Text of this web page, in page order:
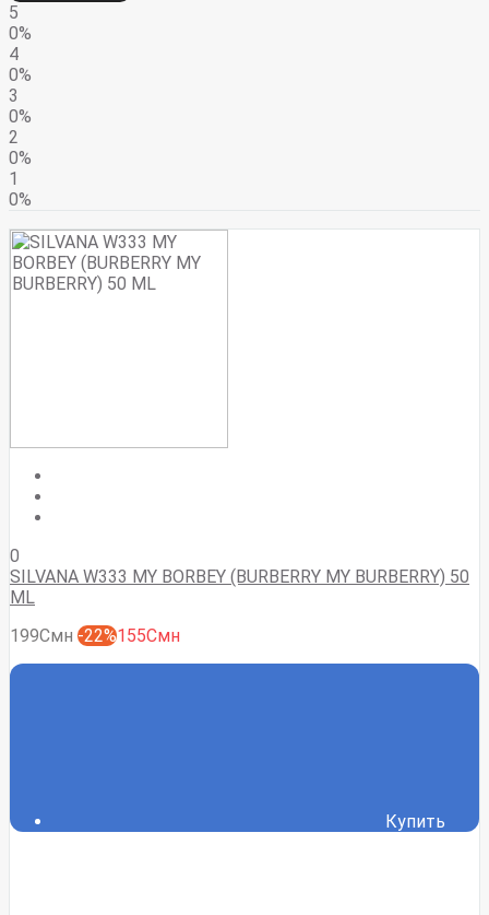
5
0%
4
0%
3
0%
2
0%
1
0%
0
SILVANA W333 MY BORBEY (BURBERRY MY BURBERRY) 50
ML
199Смн -22%155Смн
Купить